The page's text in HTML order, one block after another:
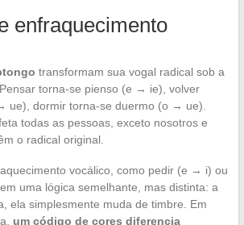
enfraquecimento
transformam sua vogal radical sob a
torna-se pienso (e → ie), volver
ue), dormir torna-se duermo (o → ue).
todas as pessoas, exceto nosotros e
o radical original.
vocálico, como pedir (e → i) ou
uma lógica semelhante, mas distinta: a
ela simplesmente muda de timbre. Em
um código de cores diferencia